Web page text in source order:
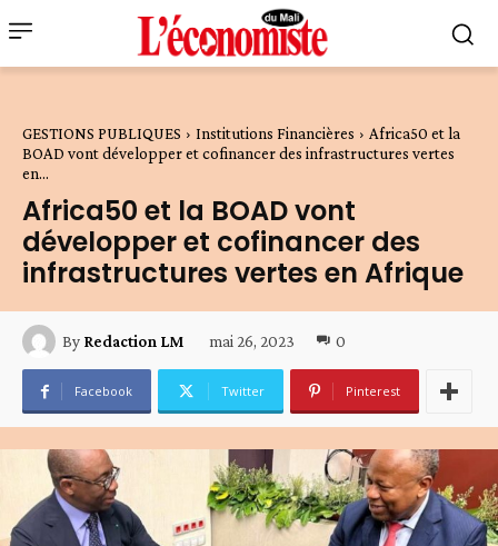
GESTIONS PUBLIQUES Institutions Financières
Africa50 et la
BOAD vont développer et cofinancer des infrastructures vertes
en...
Africa50 et la BOAD vont
développer et cofinancer des
infrastructures vertes en Afrique
By Redaction LM mai 26, 2023 0
Facebook Twitter Pinterest